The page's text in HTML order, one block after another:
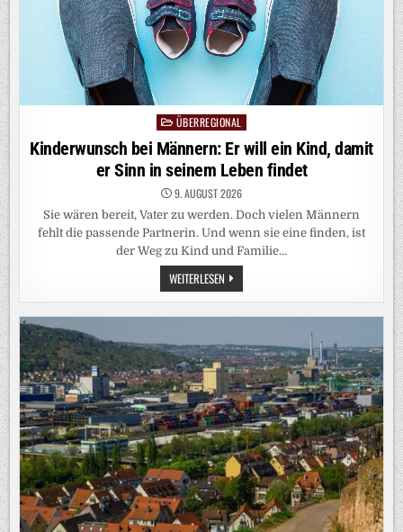
Posted
in
ÜBERREGIONAL
Kinderwunsch bei Männern: Er will ein Kind, damit
er Sinn in seinem Leben findet
9. AUGUST 2026
Sie wären bereit, Vater zu werden. Doch vielen Männern
fehlt die passende Partnerin. Und wenn sie eine finden, ist
der Weg zu Kind und Familie…
WEITERLESEN KINDERWUNSCH
BEI
MÄNNERN:
ER
KIND,
DAMIT
ER
SINN
IN
SEINEM
LEBEN
FINDET